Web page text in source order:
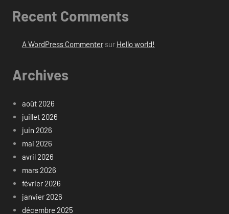
Recent Comments
A WordPress Commentersur Hello world!
Archives
août 2026
juillet 2026
juin 2026
mai 2026
avril 2026
mars 2026
février 2026
janvier 2026
décembre 2025